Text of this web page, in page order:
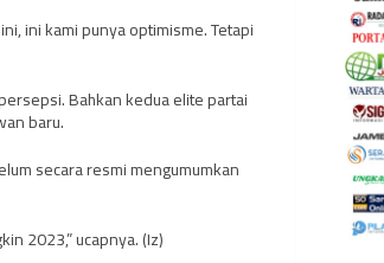
ini kami punya optimisme. Tetapi
Bahkan kedua elite partai
baru.
secara resmi mengumumkan
2023,” ucapnya. (Iz)